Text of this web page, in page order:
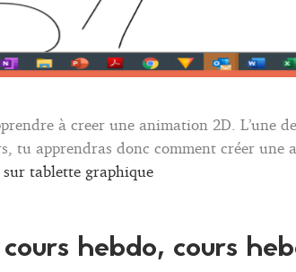
à creer une animation 2D. L’une
tu apprendras donc comment créer une
sur tablette graphique
hebdo, cours